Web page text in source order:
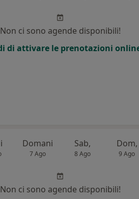
Non ci sono agende disponibili!
di attivare le prenotazioni
Domani
7 Ago
Sab,
8 Ago
Dom,
9 Ago
Non ci sono agende disponibili!